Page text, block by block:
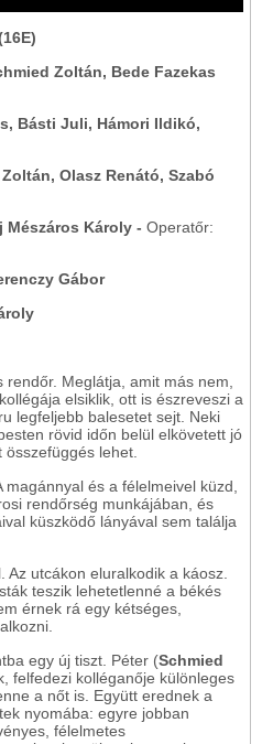
Zoltán, Bede Fazekas
Básti Juli, Hámori Ildikó,
Olasz Renátó, Szabó
Mészáros Károly - Operatőr:
Gábor
rendőr. Meglátja, amit más nem,
elsiklik, ott is észreveszi a
legfeljebb balesetet sejt. Neki
rövid időn belül elkövetett jó
lehet.
és a félelmeivel küzd,
rendőrség munkájában, és
küszködő lányával sem találja
Az utcákon eluralkodik a káosz.
teszik lehetetlenné a békés
érnek rá egy kétséges,
egy új tiszt. Péter (Schmied
felfedezi kolléganője különleges
a nőt is. Együtt erednek a
nyomába: egyre jobban
félelmetes